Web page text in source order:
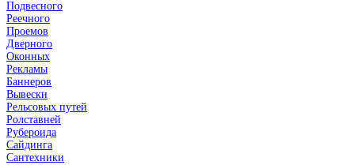
Подвесного
Реечного
Проемов
Дверного
Оконных
Рекламы
Баннеров
Вывески
Рельсовых путей
Ролставней
Рубероида
Сайдинга
Сантехники